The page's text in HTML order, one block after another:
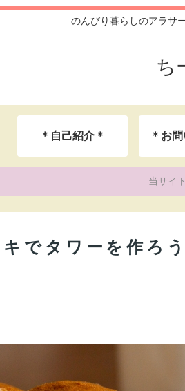
のんびり暮らしのアラサ
ち
＊自己紹介＊ ＊お
当サイ
でタワーを作ろ